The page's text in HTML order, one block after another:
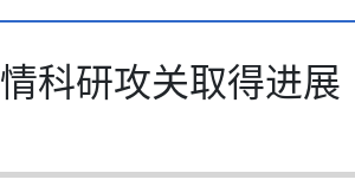
科研攻关取得进展